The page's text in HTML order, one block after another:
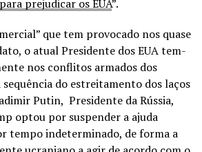
prejudicar os EUA”.
que tem provocado nos quase
o atual Presidente dos EUA tem-
nos conflitos armados dos
do estreitamento dos laços
Putin, Presidente da Rússia,
optou por suspender a ajuda
tempo indeterminado, de forma a